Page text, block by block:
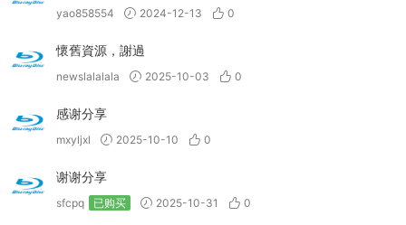
yao858554 2024-12-13 0
懷舊資源，謝過
newslalalala 2025-10-03 0
感谢分享
mxyljxl 2025-10-10 0
谢谢分享
sfcpq 已购买 2025-10-31 0